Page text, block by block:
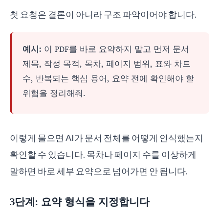
첫 요청은 결론이 아니라 구조 파악이어야 합니다.
예시: 이 PDF를 바로 요약하지 말고 먼저 문서
제목, 작성 목적, 목차, 페이지 범위, 표와 차트
수, 반복되는 핵심 용어, 요약 전에 확인해야 할
위험을 정리해줘.
이렇게 물으면 AI가 문서 전체를 어떻게 인식했는지
확인할 수 있습니다. 목차나 페이지 수를 이상하게
말하면 바로 세부 요약으로 넘어가면 안 됩니다.
3단계: 요약 형식을 지정합니다